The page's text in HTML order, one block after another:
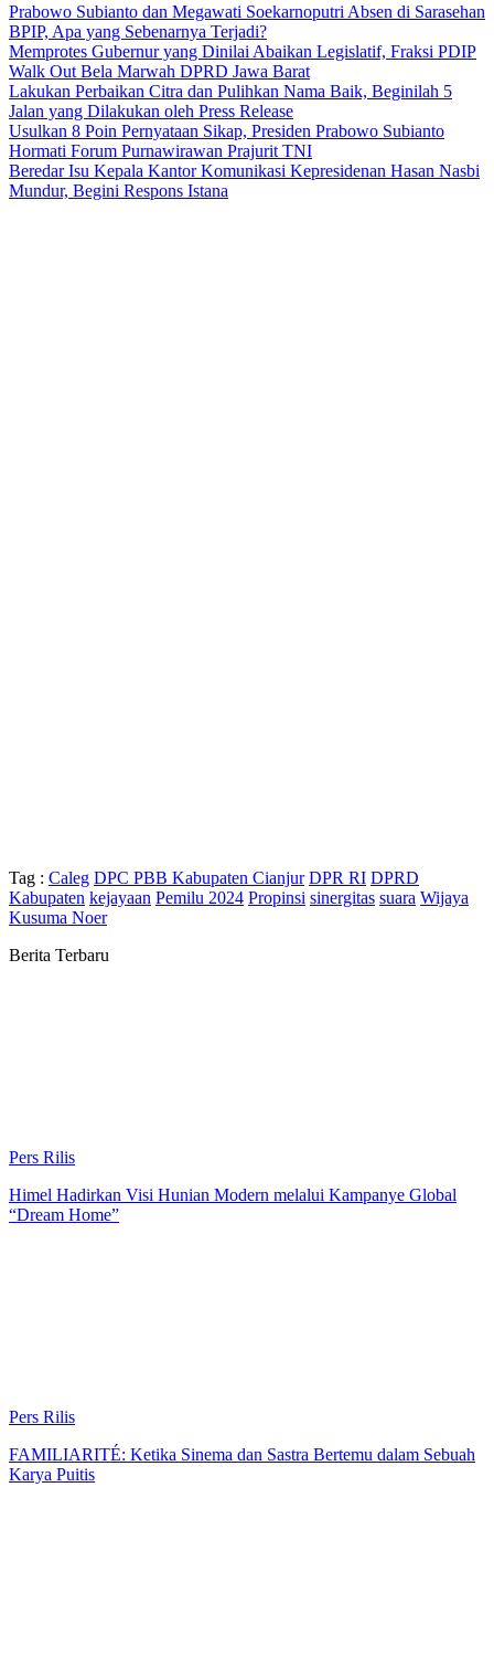
Prabowo Subianto dan Megawati Soekarnoputri Absen di Sarasehan
BPIP, Apa yang Sebenarnya Terjadi?
Memprotes Gubernur yang Dinilai Abaikan Legislatif, Fraksi PDIP
Walk Out Bela Marwah DPRD Jawa Barat
Lakukan Perbaikan Citra dan Pulihkan Nama Baik, Beginilah 5
Jalan yang Dilakukan oleh Press Release
Usulkan 8 Poin Pernyataan Sikap, Presiden Prabowo Subianto
Hormati Forum Purnawirawan Prajurit TNI
Beredar Isu Kepala Kantor Komunikasi Kepresidenan Hasan Nasbi
Mundur, Begini Respons Istana
Tag : Caleg DPC PBB Kabupaten Cianjur DPR RI DPRD
Kabupaten kejayaan Pemilu 2024 Propinsi sinergitas suara Wijaya
Kusuma Noer
Berita Terbaru
Pers Rilis
Himel Hadirkan Visi Hunian Modern melalui Kampanye Global
“Dream Home”
Pers Rilis
FAMILIARITÉ: Ketika Sinema dan Sastra Bertemu dalam Sebuah
Karya Puitis